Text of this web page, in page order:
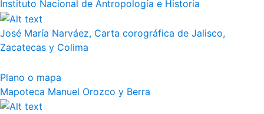
Instituto Nacional de Antropología e Historia
José María Narváez, Carta corográfica de Jalisco,
Zacatecas y Colima
Plano o mapa
Mapoteca Manuel Orozco y Berra